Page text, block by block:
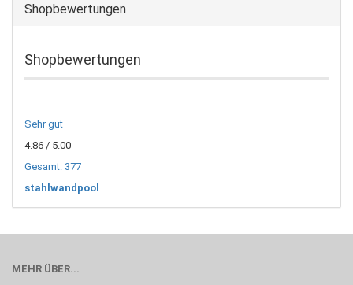
Shopbewertungen
Shopbewertungen
Sehr gut
4.86 / 5.00
Gesamt: 377
stahlwandpool
MEHR ÜBER...